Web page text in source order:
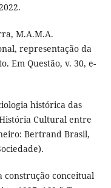
M.A.M.A.
representação da
Em Questão, v. 30, e-
histórica das
Cultural entre
Bertrand Brasil,
construção conceitual